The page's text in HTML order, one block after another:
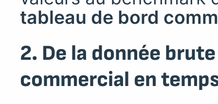
tableau de bord
2. De la donnée
commercial en